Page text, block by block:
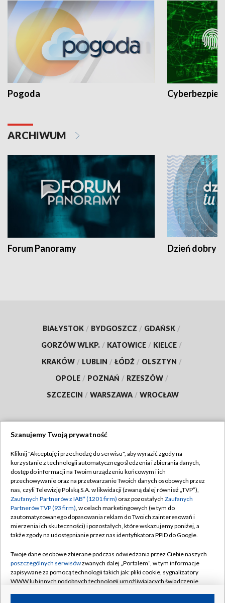
Pogoda
ARCHIWUM
Forum Panoramy Dzień dobry
BIAŁYSTOK / BYDGOSZCZ / GDAŃSK /
GORZÓW WLKP. / KATOWICE / KIELCE /
KRAKÓW / LUBLIN / ŁÓDŹ / OLSZTYN /
OPOLE / POZNAŃ / RZESZÓW /
SZCZECIN / WARSZAWA / WROCŁAW
TVP
Abonament TVP
Emisja w TVP
Centrum informacji TVP
Naziemna Telewizja Cyfrowa
Rada Programowa
System NOS
Informacje o nadawcy
Regulamin TVP
Polityka prywatności
Moje zgody
Pomoc
Kontakt
Kanały
Szanujemy Twoją prywatność
Kliknij "Akceptuję i przechodzę do serwisu", aby wyrazić zgody na
korzystanie z technologii automatycznego śledzenia i zbierania danych,
dostęp do informacji na Twoim urządzeniu końcowym i ich
przechowywanie oraz na przetwarzanie Twoich danych osobowych przez
nas, czyli Telewizję Polską S.A. w likwidacji (zwaną dalej również „TVP”),
Zaufanych Partnerów z IAB* (1201 firm) oraz pozostałych Zaufanych
Partnerów TVP (93 firm), w celach marketingowych (w tym do
zautomatyzowanego dopasowania reklam do Twoich zainteresowań i
mierzenia ich skuteczności) i pozostałych, które wskazujemy poniżej, a
także zgody na udostępnianie przez nas identyfikatora PPID do Google.
Twoje dane osobowe zbierane podczas odwiedzania przez Ciebie naszych
poszczególnych serwisówzwanych dalej „Portalem”, w tym informacje
zapisywane za pomocą technologii takich jak: pliki cookie, sygnalizatory
WWW lub innych podobnych technologii umożliwiających świadczenie